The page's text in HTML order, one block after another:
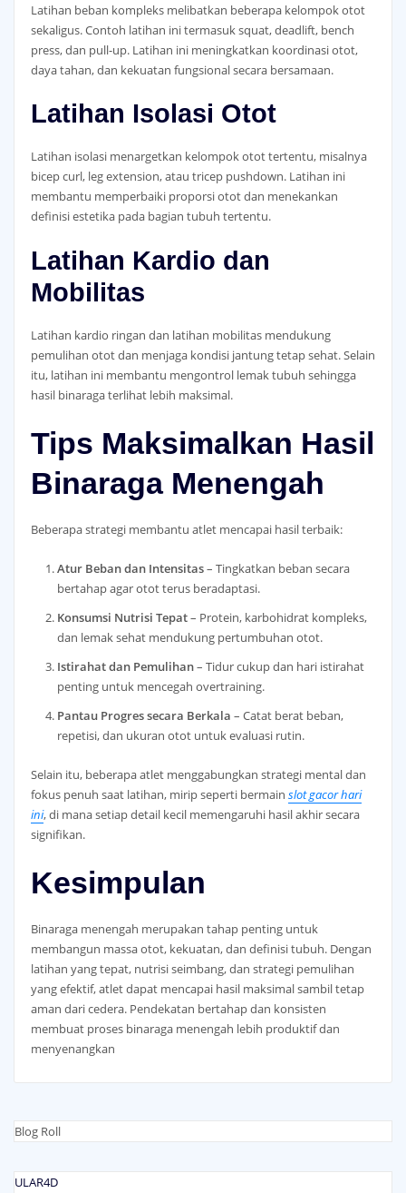
Latihan beban kompleks melibatkan beberapa kelompok otot
sekaligus. Contoh latihan ini termasuk squat, deadlift, bench
press, dan pull-up. Latihan ini meningkatkan koordinasi otot,
daya tahan, dan kekuatan fungsional secara bersamaan.
Latihan Isolasi Otot
Latihan isolasi menargetkan kelompok otot tertentu, misalnya
bicep curl, leg extension, atau tricep pushdown. Latihan ini
membantu memperbaiki proporsi otot dan menekankan
definisi estetika pada bagian tubuh tertentu.
Latihan Kardio dan
Mobilitas
Latihan kardio ringan dan latihan mobilitas mendukung
pemulihan otot dan menjaga kondisi jantung tetap sehat. Selain
itu, latihan ini membantu mengontrol lemak tubuh sehingga
hasil binaraga terlihat lebih maksimal.
Tips Maksimalkan Hasil
Binaraga Menengah
Beberapa strategi membantu atlet mencapai hasil terbaik:
Atur Beban dan Intensitas– Tingkatkan beban secara
bertahap agar otot terus beradaptasi.
Konsumsi Nutrisi Tepat– Protein, karbohidrat kompleks,
dan lemak sehat mendukung pertumbuhan otot.
Istirahat dan Pemulihan– Tidur cukup dan hari istirahat
penting untuk mencegah overtraining.
Pantau Progres secara Berkala – Catat berat beban,
repetisi, dan ukuran otot untuk evaluasi rutin.
Selain itu, beberapa atlet menggabungkan strategi mental dan
fokus penuh saat latihan, mirip seperti bermain slot gacor hari
ini, di mana setiap detail kecil memengaruhi hasil akhir secara
signifikan.
Kesimpulan
Binaraga menengah merupakan tahap penting untuk
membangun massa otot, kekuatan, dan definisi tubuh. Dengan
latihan yang tepat, nutrisi seimbang, dan strategi pemulihan
yang efektif, atlet dapat mencapai hasil maksimal sambil tetap
aman dari cedera. Pendekatan bertahap dan konsisten
membuat proses binaraga menengah lebih produktif dan
menyenangkan
Blog Roll
ULAR4D